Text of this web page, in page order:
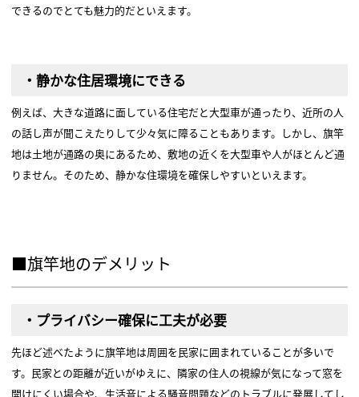
できるのでとても魅力的だといえます。
・静かな住居環境にできる
例えば、大きな道路に面している住宅だと大型車が通ったり、近所の人
の話し声が聞こえたりして少々気に障ることもあります。しかし、旗竿
地は土地が通路の奥にあるため、敷地の近くを大型車や人がほとんど通
りません。そのため、静かな住環境を確保しやすいといえます。
■旗竿地のデメリット
・プライバシー確保に工夫が必要
先ほど述べたように旗竿地は周囲を民家に囲まれていることが多いで
す。民家との距離が近いがゆえに、隣家の住人の視線が気になって窓を
開けにくい場合や、生活音による騒音問題などのトラブルに発展してし